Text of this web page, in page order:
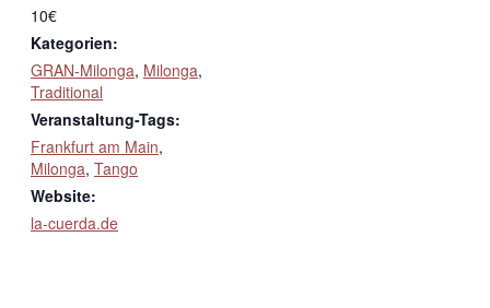
10€
Kategorien:
GRAN-Milonga, Milonga,
Traditional
Veranstaltung-Tags:
Frankfurt am Main,
Milonga, Tango
Website:
la-cuerda.de